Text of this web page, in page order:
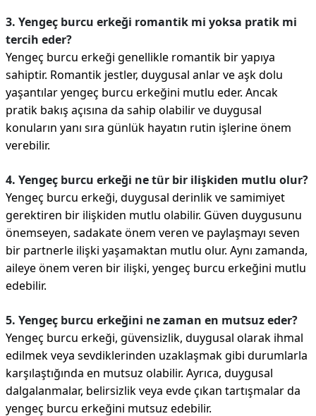
3. Yengeç burcu erkeği romantik mi yoksa pratik mi
tercih eder?
Yengeç burcu erkeği genellikle romantik bir yapıya
sahiptir. Romantik jestler, duygusal anlar ve aşk dolu
yaşantılar yengeç burcu erkeğini mutlu eder. Ancak
pratik bakış açısına da sahip olabilir ve duygusal
konuların yanı sıra günlük hayatın rutin işlerine önem
verebilir.
4. Yengeç burcu erkeği ne tür bir ilişkiden mutlu olur?
Yengeç burcu erkeği, duygusal derinlik ve samimiyet
gerektiren bir ilişkiden mutlu olabilir. Güven duygusunu
önemseyen, sadakate önem veren ve paylaşmayı seven
bir partnerle ilişki yaşamaktan mutlu olur. Aynı zamanda,
aileye önem veren bir ilişki, yengeç burcu erkeğini mutlu
edebilir.
5. Yengeç burcu erkeğini ne zaman en mutsuz eder?
Yengeç burcu erkeği, güvensizlik, duygusal olarak ihmal
edilmek veya sevdiklerinden uzaklaşmak gibi durumlarla
karşılaştığında en mutsuz olabilir. Ayrıca, duygusal
dalgalanmalar, belirsizlik veya evde çıkan tartışmalar da
yengeç burcu erkeğini mutsuz edebilir.